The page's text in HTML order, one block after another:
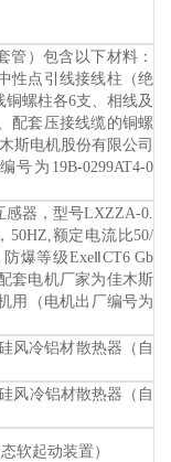
管）包含以下材料：
性点引线接线柱（绝
螺柱各6支、相线及
配套压接线缆的铜螺
斯电机股份有限公司
号为19B-0299AT4-0
感器，型号LXZZA-0.
50HZ,额定电流比50/
爆等级ExeⅡCT6 Gb
套电机厂家为佳木斯
用（电机出厂编号为
风冷铝材散热器（自
风冷铝材散热器（自
软起动装置）